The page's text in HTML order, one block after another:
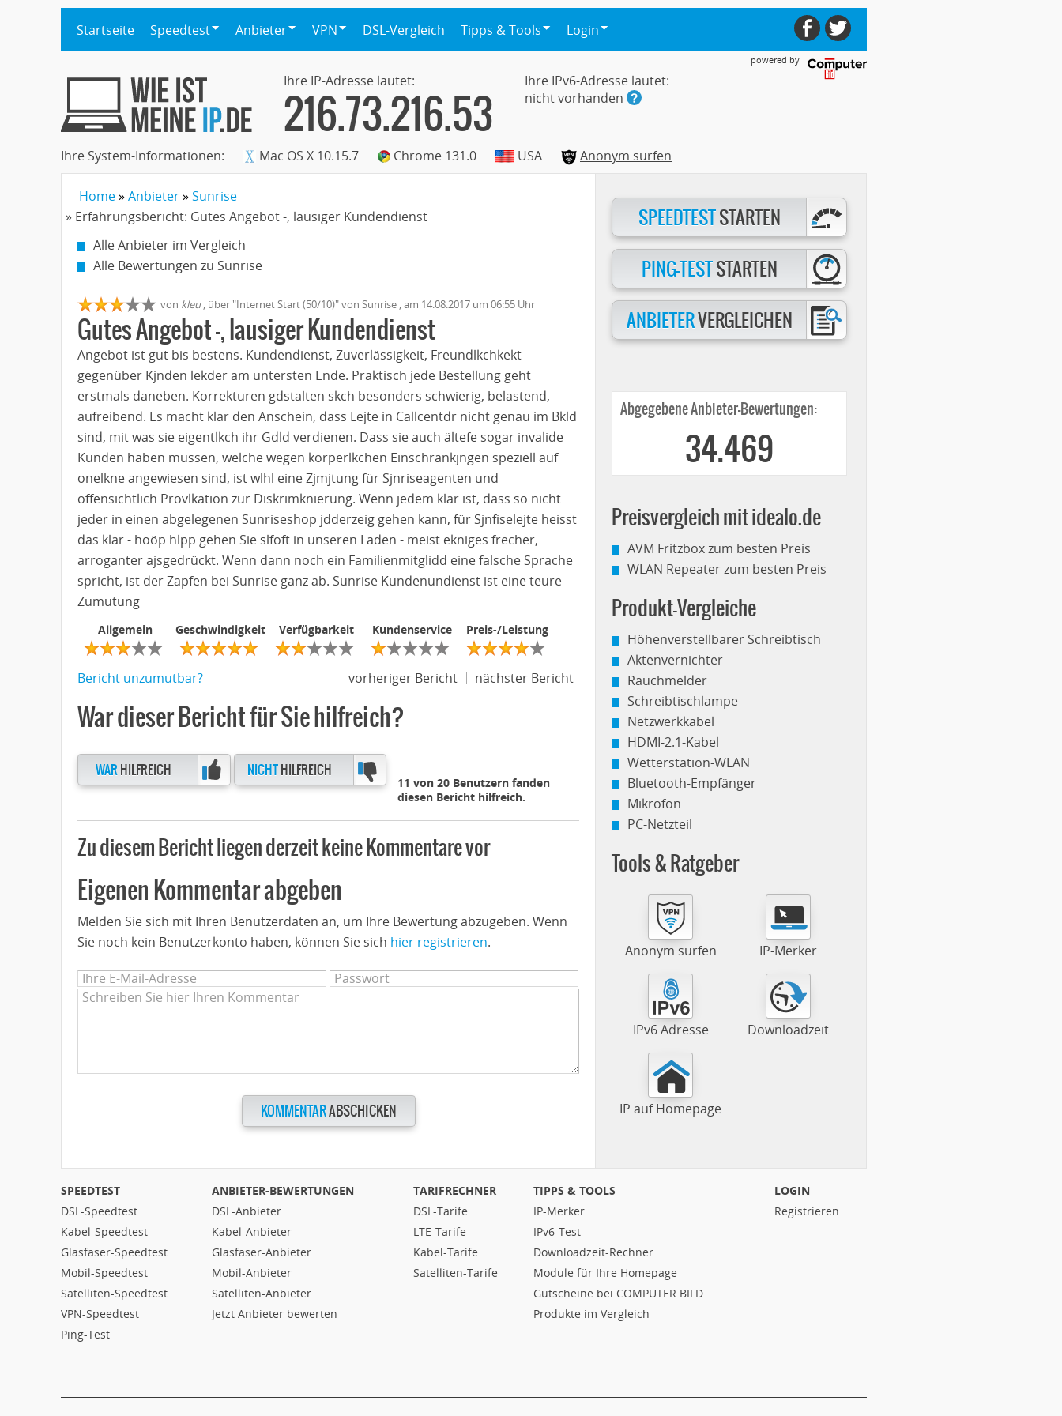
Startseite Speedtest Anbieter VPN DSL-Vergleich Tipps & Tools Login
powered by
Ihre IP-Adresse lautet:
216.73.216.53
Ihre IPv6-Adresse lautet:
nicht vorhanden
Ihre System-Informationen: Mac OS X 10.15.7 Chrome 131.0 USA Anonym surfen
Home Anbieter
Sunrise
» Erfahrungsbericht: Gutes Angebot -, lausiger Kundendienst
Alle Anbieter im Vergleich
Alle Bewertungen zu Sunrise
von kleu, über "Internet Start (50/10)" von Sunrise , am 14.08.2017 um 06:55 Uhr
Gutes Angebot -, lausiger Kundendienst
Angebot ist gut bis bestens. Kundendienst, Zuverlässigkeit, Freundlkchkekt
gegenüber Kjnden lekder am untersten Ende. Praktisch jede Bestellung geht
erstmals daneben. Korrekturen gdstalten skch besonders schwierig, belastend,
aufreibend. Es macht klar den Anschein, dass Lejte in Callcentdr nicht genau im Bkld
sind, mit was sie eigentlkch ihr Gdld verdienen. Dass sie auch ältefe sogar invalide
Kunden haben müssen, welche wegen körperlkchen Einschränkjngen speziell auf
onelkne angewiesen sind, ist wlhl eine Zjmjtung für Sjnriseagenten und
offensichtlich Provlkation zur Diskrimknierung. Wenn jedem klar ist, dass so nicht
jeder in einen abgelegenen Sunriseshop jdderzeig gehen kann, für Sjnfiselejte heisst
das klar - hoöp hlpp gehen Sie slfoft in unseren Laden - meist ekniges frecher,
arroganter ajsgedrückt. Wenn dann noch ein Familienmitglidd eine falsche Sprache
spricht, ist der Zapfen bei Sunrise ganz ab. Sunrise Kundenundienst ist eine teure
Zumutung
Allgemein Geschwindigkeit Verfügbarkeit Kundenservice Preis-/Leistung
Bericht unzumutbar? vorheriger Bericht nächster Bericht
War dieser Bericht für Sie hilfreich?
WAR HILFREICH NICHTHILFREICH
11 von 20 Benutzern fanden
diesen Bericht hilfreich.
Zu diesem Bericht liegen derzeit keine Kommentare vor
Eigenen Kommentar abgeben
Melden Sie sich mit Ihren Benutzerdaten an, um Ihre Bewertung abzugeben. Wenn
Sie noch kein Benutzerkonto haben, können Sie sich hier registrieren.
KOMMENTARABSCHICKEN
SPEEDTESTSTARTEN
PING-TESTSTARTEN
ANBIETERVERGLEICHEN
Abgegebene Anbieter-Bewertungen:
34.469
Preisvergleich mit idealo.de
AVM Fritzbox zum besten Preis
WLAN Repeater zum besten Preis
Produkt-Vergleiche
Höhenverstellbarer Schreibtisch
Aktenvernichter
Rauchmelder
Schreibtischlampe
Netzwerkkabel
HDMI-2.1-Kabel
Wetterstation-WLAN
Bluetooth-Empfänger
Mikrofon
PC-Netzteil
Tools & Ratgeber
Anonym surfen IP-Merker
IPv6 Adresse Downloadzeit
IP auf Homepage
SPEEDTEST
DSL-Speedtest
Kabel-Speedtest
Glasfaser-Speedtest
Mobil-Speedtest
Satelliten-Speedtest
VPN-Speedtest
Ping-Test
ANBIETER-BEWERTUNGEN
DSL-Anbieter
Kabel-Anbieter
Glasfaser-Anbieter
Mobil-Anbieter
Satelliten-Anbieter
Jetzt Anbieter bewerten
TARIFRECHNER
DSL-Tarife
LTE-Tarife
Kabel-Tarife
Satelliten-Tarife
TIPPS & TOOLS
IP-Merker
IPv6-Test
Downloadzeit-Rechner
Module für Ihre Homepage
Gutscheine bei COMPUTER BILD
Produkte im Vergleich
LOGIN
Registrieren